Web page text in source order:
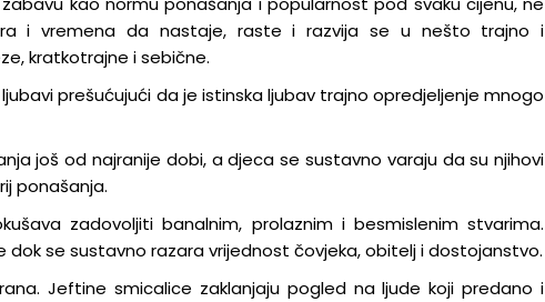
i vremena da nastaje, raste i razvija se u nešto trajno i
kratkotrajne i sebične.
prešućujući da je istinska ljubav trajno opredjeljenje mnogo
još od najranije dobi, a djeca se sustavno varaju da su njihovi
ponašanja.
zadovoljiti banalnim, prolaznim i besmislenim stvarima.
dok se sustavno razara vrijednost čovjeka, obitelj i dostojanstvo.
Jeftine smicalice zaklanjaju pogled na ljude koji predano i